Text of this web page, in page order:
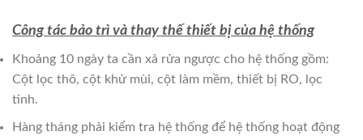
Công tác bảo trì và thay thế thiết bị của hệ thống
Khoảng 10 ngày ta cần xả rửa ngược cho hệ thống gồm:
Cột lọc thô, cột khử mùi, cột làm mềm, thiết bị RO, lọc
tinh.
Hàng tháng phải kiểm tra hệ thống để hệ thống hoạt động